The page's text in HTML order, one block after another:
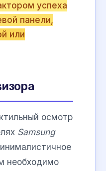
успеха
панели,
или
осмотр
Samsung
необходимо